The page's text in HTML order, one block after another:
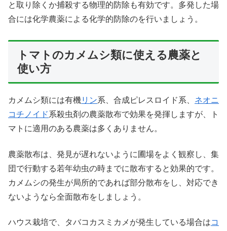
と取り除くか捕殺する物理的防除も有効です。多発した場
合には化学農薬による化学的防除のを行いましょう。
トマトのカメムシ類に使える農薬と
使い方
カメムシ類には有機リン系、合成ピレスロイド系、 ネオニ
コチノイド系殺虫剤の農薬散布で効果を発揮しますが、ト
マトに適用のある農薬は多くありません。
農薬散布は、発見が遅れないように圃場をよく観察し、集
団で行動する若年幼虫の時までに散布すると効果的です。
カメムシの発生が局所的であれば部分散布をし、対応でき
ないようなら全面散布をしましょう。
ハウス栽培で、タバコカスミカメが発生している場合はコ